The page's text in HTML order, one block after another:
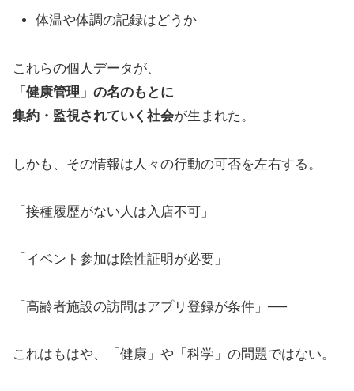
体温や体調の記録はどうか
これらの個人データが、
「健康管理」の名のもとに
集約・監視されていく社会が生まれた。
しかも、その情報は人々の行動の可否を左右する。
「接種履歴がない人は入店不可」
「イベント参加は陰性証明が必要」
「高齢者施設の訪問はアプリ登録が条件」──
これはもはや、「健康」や「科学」の問題ではない。